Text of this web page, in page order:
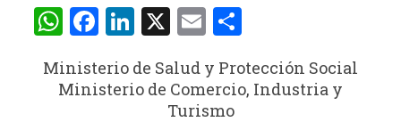
WhatsApp
Facebook
LinkedIn
X Email
Ministerio de Salud y Protección Social
Ministerio de Comercio, Industria y
Turismo